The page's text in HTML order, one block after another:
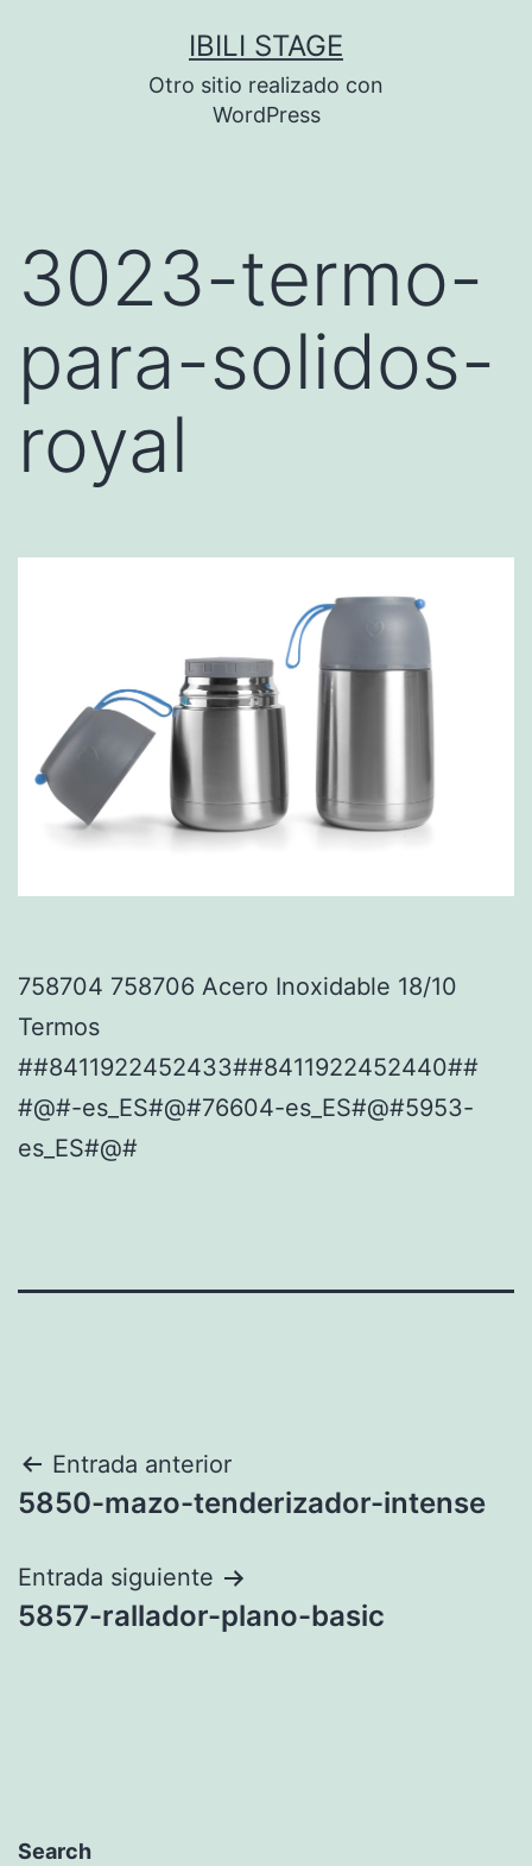
IBILI STAGE
Otro sitio realizado con
WordPress
3023-termo-
para-solidos-
royal
758704 758706 Acero Inoxidable 18/10
Termos
##8411922452433##8411922452440##
#@#-es_ES#@#76604-es_ES#@#5953-
es_ES#@#
Navegación
de
entradas
Entrada anterior
5850-mazo-tenderizador-intense
Entrada siguiente
5857-rallador-plano-basic
Search